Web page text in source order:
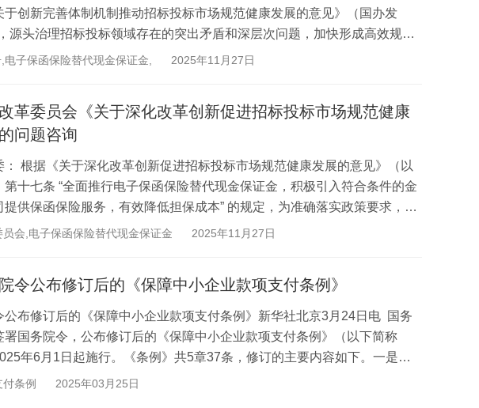
于创新完善体制机制推动招标投标市场规范健康发展的意见》（国办发
源头治理招标投标领域存在的突出矛盾和深层次问题，加快形成高效规
分开放的招标投标市场，经省政...
电子保函保险替代现金保证金, 2025年11月27日
革委员会《关于深化改革创新促进招标投标市场规范健康
问题咨询
： 根据《关于深化改革创新促进招标投标市场规范健康发展的意见》（以
十七条 “全面推行电子保函保险替代现金保证金，积极引入符合条件的金
供保函保险服务，有效降低担保成本” 的规定，为准确落实政策要求，规
保函服务管理，现...
会,电子保函保险替代现金保证金 2025年11月27日
令公布修订后的《保障中小企业款项支付条例》
公布修订后的《保障中小企业款项支付条例》新华社北京3月24日电 国务
署国务院令，公布修订后的《保障中小企业款项支付条例》（以下简称
年6月1日起施行。《条例》共5章37条，修订的主要内容如下。一是明
定国家和地方层面负责中小...
条例 2025年03月25日